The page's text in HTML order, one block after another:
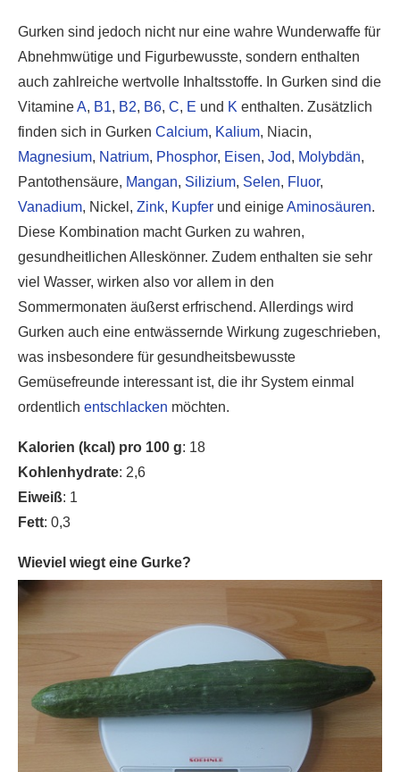
Gurken sind jedoch nicht nur eine wahre Wunderwaffe für
Abnehmwütige und Figurbewusste, sondern enthalten
auch zahlreiche wertvolle Inhaltsstoffe. In Gurken sind die
VitamineA, B1, B2, B6, C, E und K enthalten. Zusätzlich
finden sich in Gurken Calcium, Kalium, Niacin,
Magnesium, Natrium, Phosphor, Eisen, Jod, Molybdän,
Pantothensäure, Mangan, Silizium, Selen, Fluor,
Vanadium, Nickel, Zink, Kupfer und einigeAminosäuren.
Diese Kombination macht Gurken zu wahren,
gesundheitlichen Alleskönner. Zudem enthalten sie sehr
viel Wasser, wirken also vor allem in den
Sommermonaten äußerst erfrischend. Allerdings wird
Gurken auch eine entwässernde Wirkung zugeschrieben,
was insbesondere für gesundheitsbewusste
Gemüsefreunde interessant ist, die ihr System einmal
ordentlich entschlacken möchten.
Kalorien (kcal) pro 100 g: 18
Kohlenhydrate: 2,6
Eiweiß: 1
Fett: 0,3
Wieviel wiegt eine Gurke?